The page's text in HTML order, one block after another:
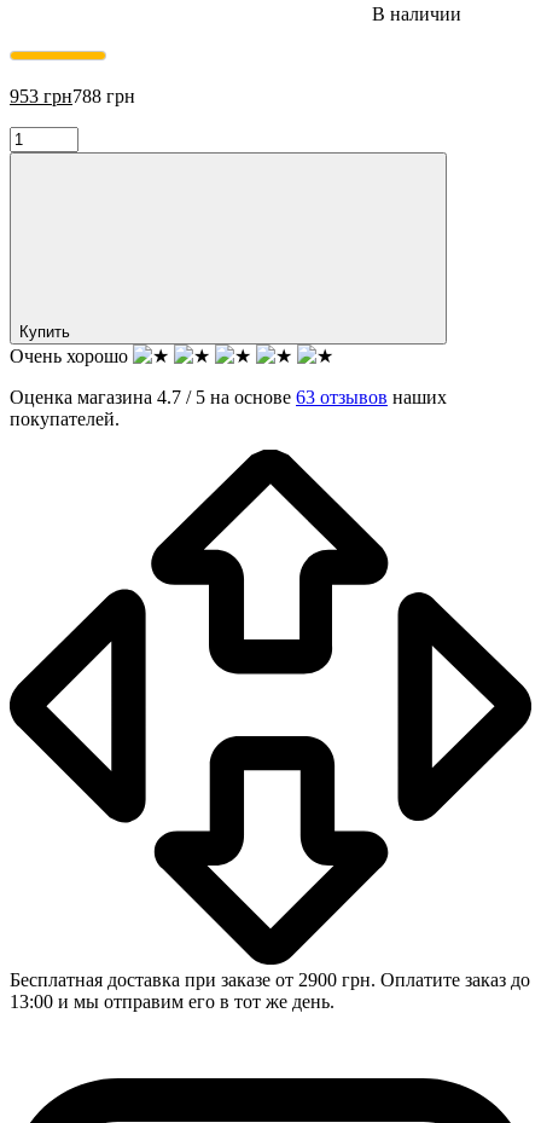
В наличии
953 грн788 грн
Купить
Очень хорошо
Оценка магазина 4.7 / 5 на основе 63 отзывов наших
покупателей.
Бесплатная доставка при заказе от 2900 грн. Оплатите заказ до
13:00 и мы отправим его в тот же день.